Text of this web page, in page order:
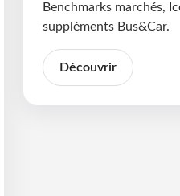
Benchmarks marchés,
suppléments Bus&Car.
Découvrir